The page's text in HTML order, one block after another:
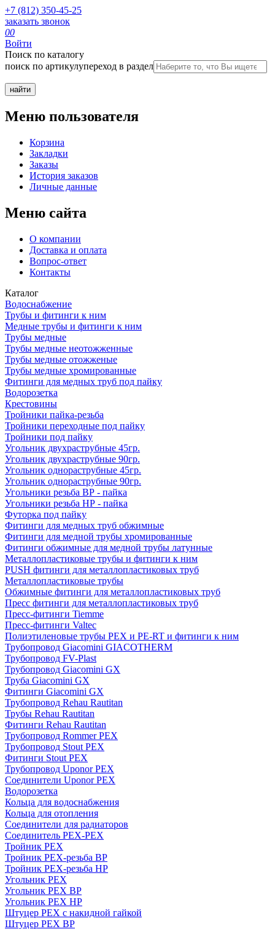
+7 (812) 350-45-25
заказать звонок
00
Войти
Поиск по каталогу
поиск по артикулупереход в раздел
Меню пользователя
Корзина
Закладки
Заказы
История заказов
Личные данные
Меню сайта
О компании
Доставка и оплата
Вопрос-ответ
Контакты
Каталог
Водоснабжение
Трубы и фитинги к ним
Медные трубы и фитинги к ним
Трубы медные
Трубы медные неотожженные
Трубы медные отожженые
Трубы медные хромированные
Фитинги для медных труб под пайку
Водорозетка
Крестовины
Тройники пайка-резьба
Тройники переходные под пайку
Тройники под пайку
Угольник двухраструбные 45гр.
Угольник двухраструбные 90гр.
Угольник однораструбные 45гр.
Угольник однораструбные 90гр.
Угольники резьба ВР - пайка
Угольники резьба НР - пайка
Футорка под пайку
Фитинги для медных труб обжимные
Фитинги для медной трубы хромированные
Фитинги обжимные для медной трубы латунные
Металлопластиковые трубы и фитинги к ним
PUSH фитинги для металлопластиковых труб
Металлопластиковые трубы
Обжимные фитинги для металлопластиковых труб
Пресс фитинги для металлопластиковых труб
Пресс-фитинги Tiemme
Пресс-фитинги Valtec
Полиэтиленовые трубы PEX и PE-RT и фитинги к ним
Трубопровод Giacomini GIACOTHERM
Трубопровод FV-Plast
Трубопровод Giacomini GX
Труба Giacomini GX
Фитинги Giacomini GX
Трубопровод Rehau Rautitan
Трубы Rehau Rautitan
Фитинги Rehau Rautitan
Трубопровод Rommer PEX
Трубопровод Stout PEX
Фитинги Stout PEX
Трубопровод Uponor PEX
Соединители Uponor PEX
Водорозетка
Кольца для водоснабжения
Кольца для отопления
Соединители для радиаторов
Соединитель PEX-PEX
Тройник PEX
Тройник PEX-резьба ВР
Тройник PEX-резьба НР
Угольник PEX
Угольник PEX ВР
Угольник PEX НР
Штуцер PEX c накидной гайкой
Штуцер PEX ВР